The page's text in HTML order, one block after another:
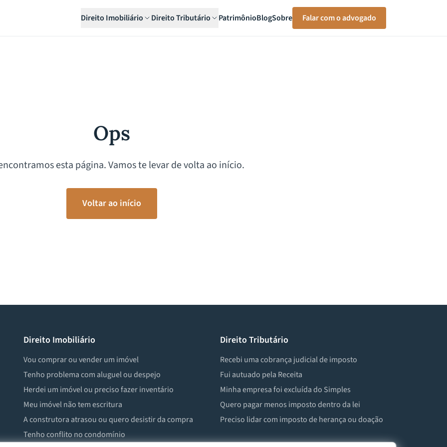
Direito Imobiliário Direito Tributário PatrimônioBlogSobre Falar com o advogado
Ops
esta página. Vamos te levar de volta ao início.
Voltar ao início
Direito Imobiliário
Vou comprar ou vender um imóvel
Tenho problema com aluguel ou despejo
Herdei um imóvel ou preciso fazer inventário
Meu imóvel não tem escritura
A construtora atrasou ou quero desistir da compra
Tenho conflito no condomínio
Direito Tributário
Recebi uma cobrança judicial de imposto
Fui autuado pela Receita
Minha empresa foi excluída do Simples
Quero pagar menos imposto dentro da lei
Preciso lidar com imposto de herança ou doação